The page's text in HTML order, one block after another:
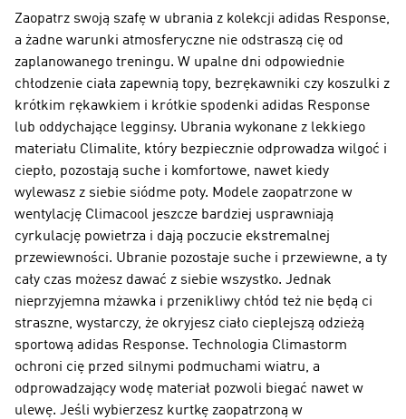
Zaopatrz swoją szafę w ubrania z kolekcji adidas Response,
a żadne warunki atmosferyczne nie odstraszą cię od
zaplanowanego treningu. W upalne dni odpowiednie
chłodzenie ciała zapewnią topy, bezrękawniki czy koszulki z
krótkim rękawkiem i krótkie spodenki adidas Response
lub oddychające legginsy. Ubrania wykonane z lekkiego
materiału Climalite, który bezpiecznie odprowadza wilgoć i
ciepło, pozostają suche i komfortowe, nawet kiedy
wylewasz z siebie siódme poty. Modele zaopatrzone w
wentylację Climacool jeszcze bardziej usprawniają
cyrkulację powietrza i dają poczucie ekstremalnej
przewiewności. Ubranie pozostaje suche i przewiewne, a ty
cały czas możesz dawać z siebie wszystko. Jednak
nieprzyjemna mżawka i przenikliwy chłód też nie będą ci
straszne, wystarczy, że okryjesz ciało cieplejszą odzieżą
sportową adidas Response. Technologia Climastorm
ochroni cię przed silnymi podmuchami wiatru, a
odprowadzający wodę materiał pozwoli biegać nawet w
ulewę. Jeśli wybierzesz kurtkę zaopatrzoną w